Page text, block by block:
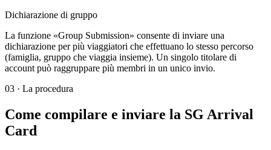
Dichiarazione di gruppo
La funzione «Group Submission» consente di inviare una
dichiarazione per più viaggiatori che effettuano lo stesso percorso
(famiglia, gruppo che viaggia insieme). Un singolo titolare di
account può raggruppare più membri in un unico invio.
03 · La procedura
Come compilare e inviare la SG Arrival
Card